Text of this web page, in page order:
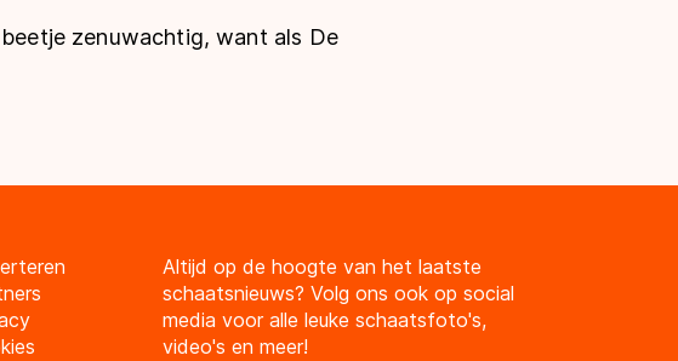
zenuwachtig, want als De
Altijd op de hoogte van het laatste
schaatsnieuws? Volg ons ook op social
media voor alle leuke schaatsfoto's,
video's en meer!